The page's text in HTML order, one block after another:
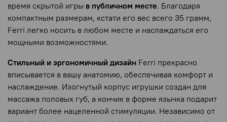
время скрытой игры в публичном месте. Благодаря
компактным размерам, кстати его вес всего 35 грамм,
Ferri легко носить в любом месте и наслаждаться его
мощными возможностями.
Стильный и эргономичный дизайн Ferri прекрасно
вписывается в вашу анатомию, обеспечивая комфорт и
наслаждение. Изогнутый корпус игрушки создан для
массажа половых губ, а кончик в форме язычка подарит
вариант более нацеленной стимуляции. Независимо от